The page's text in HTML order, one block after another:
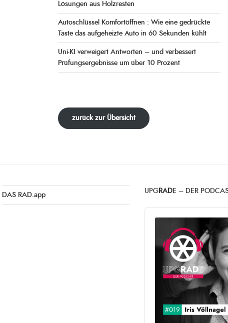
Lösungen aus Holzresten
Autoschlüssel Komfortöffnen : Wie eine gedrückte
Taste das aufgeheizte Auto in 60 Sekunden kühlt
Uni-KI verweigert Antworten – und verbessert
Prüfungsergebnisse um über 10 Prozent
zurück zur Übersicht
DAS RAD.app
UPG RADE – DER
Audio
Player